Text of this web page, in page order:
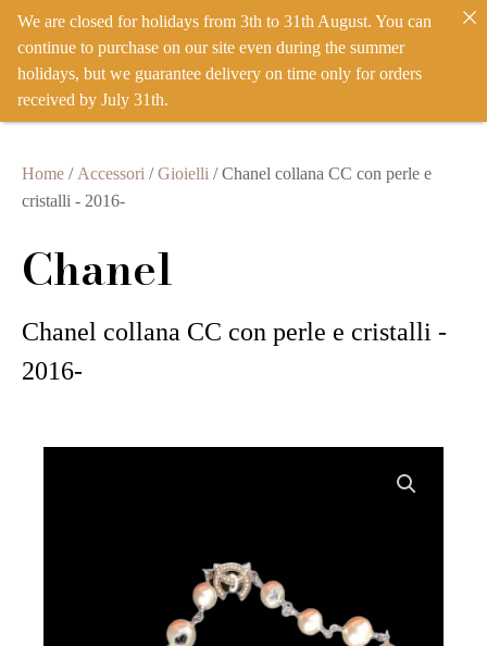
IT ENACCEDI
Home / Accessori /Gioielli / Chanel collana CC con perle e
cristalli - 2016-
Chanel
Chanel collana CC con perle e cristalli -
2016-
We are closed for holidays from 3th to 31th August. You can
continue to purchase on our site even during the summer
holidays, but we guarantee delivery on time only for orders
received by July 31th.